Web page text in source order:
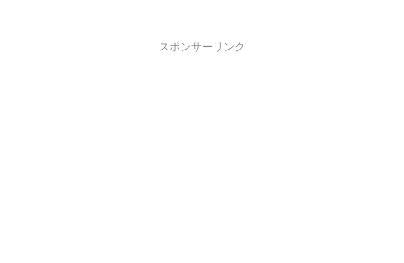
スポンサーリンク